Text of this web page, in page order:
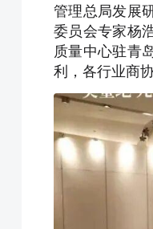
管理总局发展
委员会专家杨
质量中心驻青
利，各行业商